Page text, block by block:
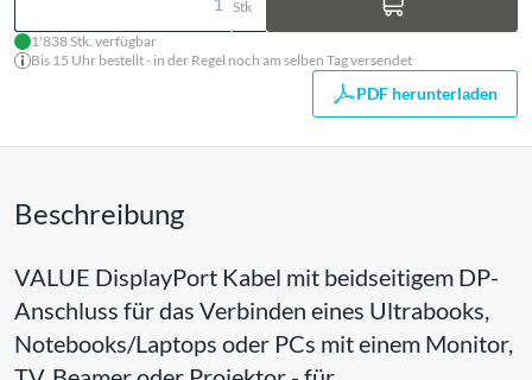
Stk
1'838 Stk. verfügbar
Bis 15 Uhr bestellt - in der Regel noch am selben Tag versendet
PDF herunterladen
Beschreibung
VALUE DisplayPort Kabel mit beidseitigem DP-
Anschluss für das Verbinden eines Ultrabooks,
Notebooks/Laptops oder PCs mit einem Monitor,